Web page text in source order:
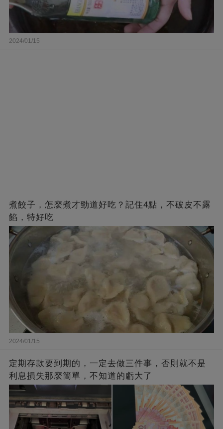
2024/01/15
煮餃子，怎麼煮才勁道好吃？記住4點，不破皮不露
餡，特好吃
2024/01/15
定期存款要到期的，一定去做三件事，否則就不是
利息損失那麼簡單，不知道的虧大了